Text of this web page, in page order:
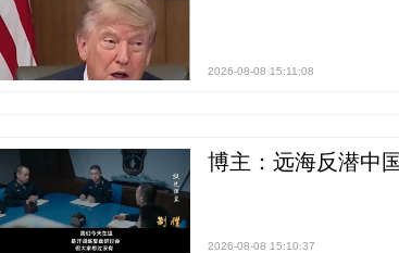
2026-08-08 15:11:08
博主：远海反潜中
2026-08-08 15:10:37